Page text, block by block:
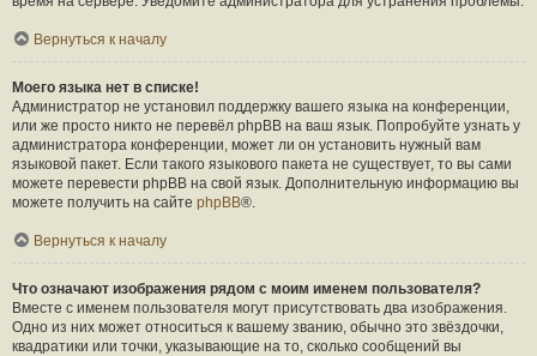
Вернуться к началу
Моего языка нет в списке!
Администратор не установил поддержку вашего языка на конференции,
или же просто никто не перевёл phpBB на ваш язык. Попробуйте узнать у
администратора конференции, может ли он установить нужный вам
языковой пакет. Если такого языкового пакета не существует, то вы сами
можете перевести phpBB на свой язык. Дополнительную информацию вы
можете получить на сайте phpBB®.
Вернуться к началу
Что означают изображения рядом с моим именем пользователя?
Вместе с именем пользователя могут присутствовать два изображения.
Одно из них может относиться к вашему званию, обычно это звёздочки,
квадратики или точки, указывающие на то, сколько сообщений вы